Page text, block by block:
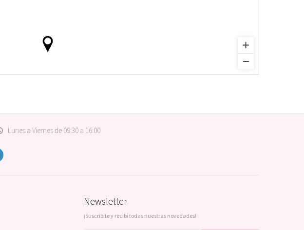
Lunes a Viernes de 09:30 a 16:00
Newsletter
¡Suscribite y recibí todas nuestras novedades!